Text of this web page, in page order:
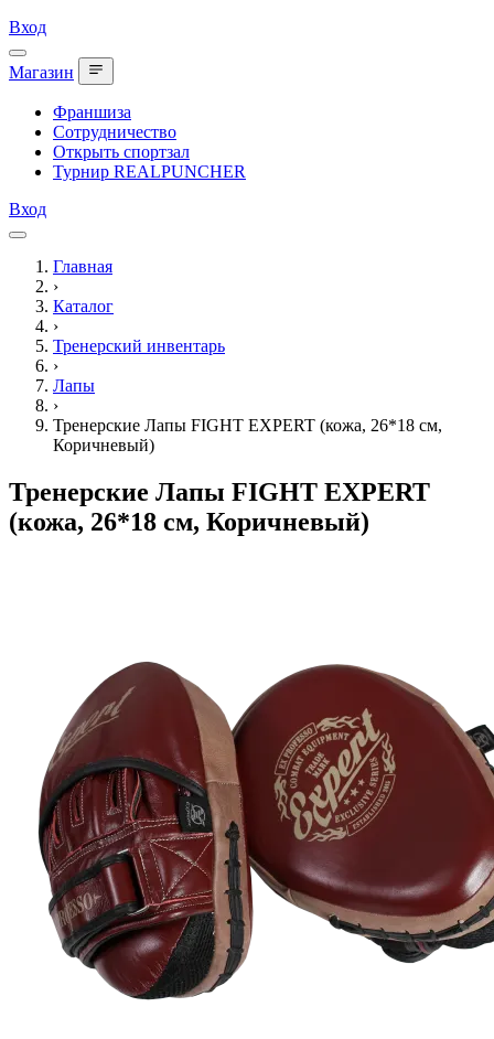
Вход
Магазин
Франшиза
Сотрудничество
Открыть спортзал
Турнир REALPUNCHER
Вход
Главная
›
Каталог
›
Тренерский инвентарь
›
Лапы
›
Тренерские Лапы FIGHT EXPERT (кожа, 26*18 см,
Коричневый)
Тренерские Лапы FIGHT EXPERT
(кожа, 26*18 см, Коричневый)